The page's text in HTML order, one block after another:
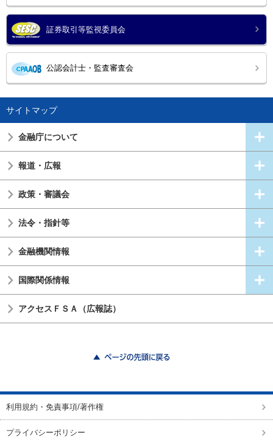
証券取引等監視委員会
公認会計士・監査審査会
サイトマップ
金融庁について
報道・広報
政策・審議会
法令・指針等
金融機関情報
国際関係情報
アクセスＦＳＡ（広報誌）
利用規約・免責事項/著作権
プライバシーポリシー